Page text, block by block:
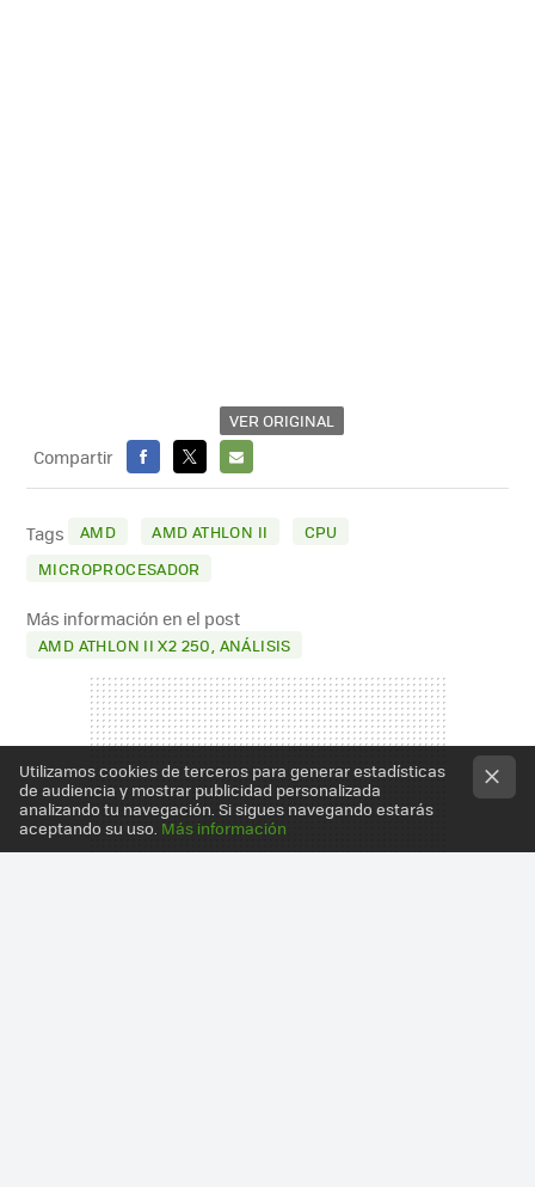
VER ORIGINAL
Compartir
FACEBOOK
X
E-
MAIL
Tags AMD AMD ATHLON II
CPU
MICROPROCESADOR
Más información en el post
AMD ATHLON II X2 250, ANÁLISIS
Utilizamos cookies de terceros para generar estadísticas
de audiencia y mostrar publicidad personalizada
analizando tu navegación. Si sigues navegando estarás
aceptando su uso. Más información